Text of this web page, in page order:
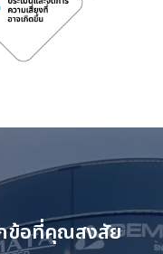
ข้อที่คุณสงสัย